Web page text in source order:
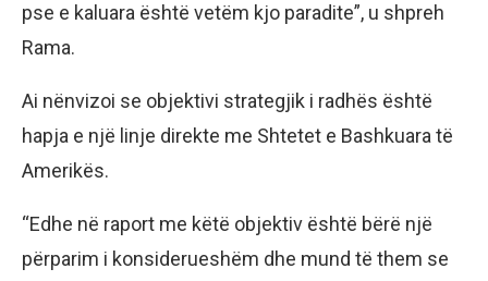
pse e kaluara është vetëm kjo paradite”, u shpreh
Rama.
Ai nënvizoi se objektivi strategjik i radhës është
hapja e një linje direkte me Shtetet e Bashkuara të
Amerikës.
“Edhe në raport me këtë objektiv është bërë një
përparim i konsiderueshëm dhe mund të them se